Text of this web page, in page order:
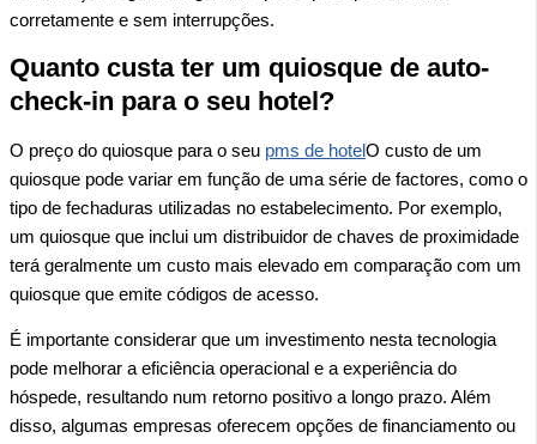
corretamente e sem interrupções.
Quanto custa ter um quiosque de auto-
check-in para o seu hotel?
O preço do quiosque para o seu pms de hotelO custo de um
quiosque pode variar em função de uma série de factores, como o
tipo de fechaduras utilizadas no estabelecimento. Por exemplo,
um quiosque que inclui um distribuidor de chaves de proximidade
terá geralmente um custo mais elevado em comparação com um
quiosque que emite códigos de acesso.
É importante considerar que um investimento nesta tecnologia
pode melhorar a eficiência operacional e a experiência do
hóspede, resultando num retorno positivo a longo prazo. Além
disso, algumas empresas oferecem opções de financiamento ou